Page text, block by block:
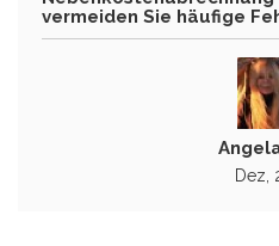
vermeiden Sie häufige
Dez,